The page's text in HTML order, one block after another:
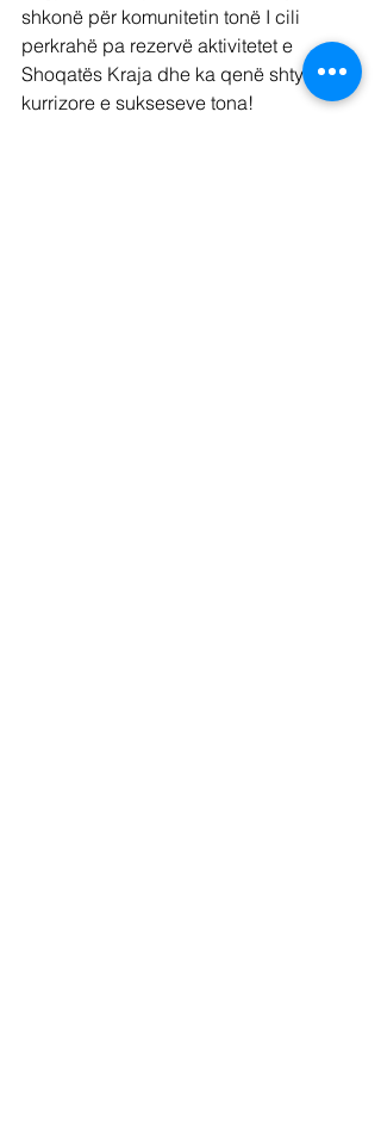
shkonë për komunitetin tonë I cili
perkrahë pa rezervë aktivitetet e
Shoqatës Kraja dhe ka qenë shtyllë
kurrizore e sukseseve tona!